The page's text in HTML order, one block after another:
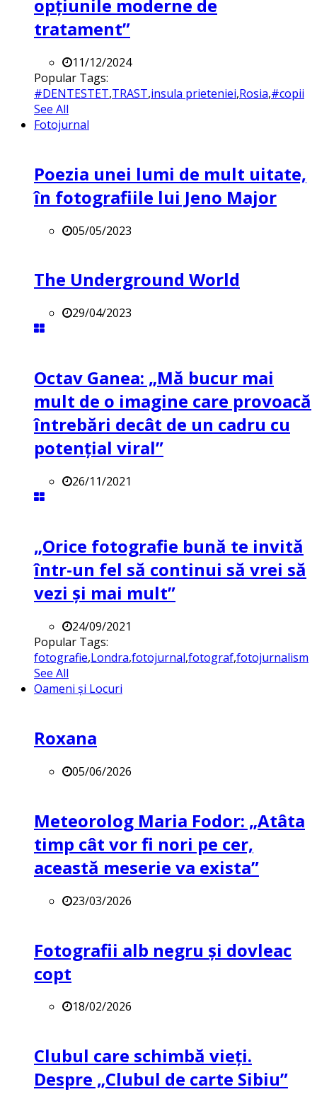
opțiunile moderne de
tratament”
11/12/2024
Popular Tags:
#DENTESTET,TRAST,insula prieteniei,Rosia,#copii
See All
Fotojurnal
Poezia unei lumi de mult uitate,
în fotografiile lui Jeno Major
05/05/2023
The Underground World
29/04/2023
Octav Ganea: „Mă bucur mai
mult de o imagine care provoacă
întrebări decât de un cadru cu
potenţial viral”
26/11/2021
„Orice fotografie bună te invită
într-un fel să continui să vrei să
vezi și mai mult”
24/09/2021
Popular Tags:
fotografie,Londra,fotojurnal,fotograf,fotojurnalism
See All
Oameni și Locuri
Roxana
05/06/2026
Meteorolog Maria Fodor: „Atâta
timp cât vor fi nori pe cer,
această meserie va exista”
23/03/2026
Fotografii alb negru și dovleac
copt
18/02/2026
Clubul care schimbă vieți.
Despre „Clubul de carte Sibiu”